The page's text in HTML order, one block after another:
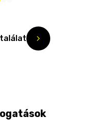
találat